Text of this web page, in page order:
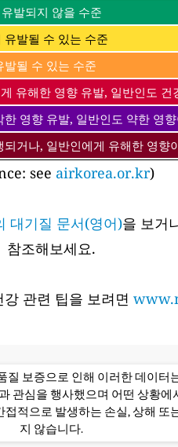
발되지 않을 수준
발될 수 있는 수준
될 수 있는 수준
유해한 영향 유발, 일반인도
영향 유발, 일반인도 약한 영
거나, 일반인에게 유해한 영향
see airkorea.or.kr)
대기질 문서(영어)을 보거
참조해보세요.
관련 팁을 보려면
보증으로 인해 이러한 데이터
관심을 행사했으며 어떤 상황에
적으로 발생하는 손실, 상해 또
지 않습니다.